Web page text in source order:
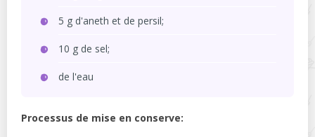
5 g d'aneth et de persil;
10 g de sel;
de l'eau
Processus de mise en conserve: